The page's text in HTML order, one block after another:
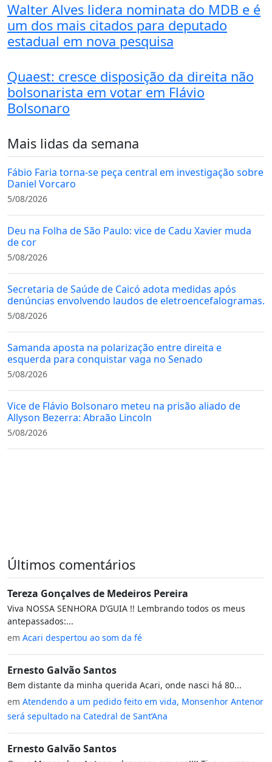
Walter Alves lidera nominata do MDB e é
um dos mais citados para deputado
estadual em nova pesquisa
Quaest: cresce disposição da direita não
bolsonarista em votar em Flávio
Bolsonaro
Mais lidas da semana
Fábio Faria torna-se peça central em investigação sobre
Daniel Vorcaro
5/08/2026
Deu na Folha de São Paulo: vice de Cadu Xavier muda
de cor
5/08/2026
Secretaria de Saúde de Caicó adota medidas após
denúncias envolvendo laudos de eletroencefalogramas.
5/08/2026
Samanda aposta na polarização entre direita e
esquerda para conquistar vaga no Senado
5/08/2026
Vice de Flávio Bolsonaro meteu na prisão aliado de
Allyson Bezerra: Abraão Lincoln
5/08/2026
Últimos comentários
Tereza Gonçalves de Medeiros Pereira
Viva NOSSA SENHORA D’GUIA !! Lembrando todos os meus
antepassados:...
em Acari despertou ao som da fé
Ernesto Galvão Santos
Bem distante da minha querida Acari, onde nasci há 80...
em Atendendo a um pedido feito em vida, Monsenhor Antenor
será sepultado na Catedral de Sant’Ana
Ernesto Galvão Santos